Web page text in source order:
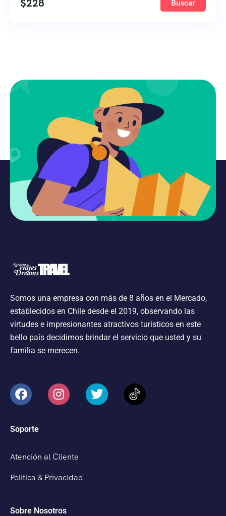
$228 Buscar
Somos una empresa con más de 8 años en el Mercado,
establecidos en Chile desde el 2019, observando las
virtudes e impresionantes atractivos turísticos en este
bello país decidimos brindar el servicio que usted y su
familia se merecen.
Soporte
Atención al Cliente
Politica & Privacidad
Sobre Nosotros